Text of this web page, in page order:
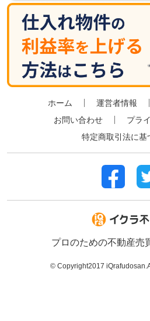
ホーム 運営者情報
お問い合わせ プラ
特定商取引法に基
プロのための不動産売
©︎ Copyright2017